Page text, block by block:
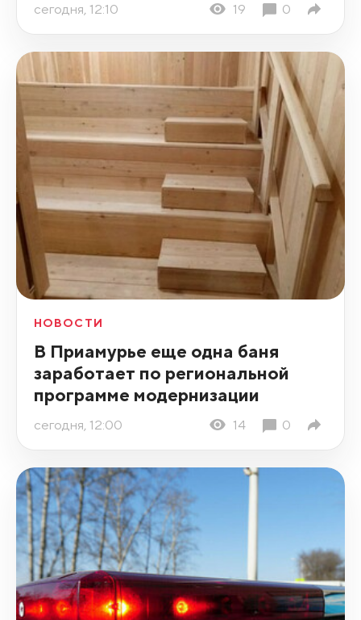
сегодня, 12:10 19 0
НОВОСТИ
В Приамурье еще одна баня
заработает по региональной
программе модернизации
сегодня, 12:00 14 0